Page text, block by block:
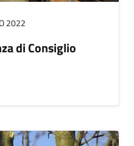
2022
di Consiglio